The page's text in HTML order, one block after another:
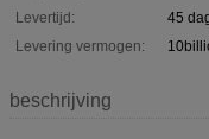
Levertijd:
45
Levering vermogen:
beschrijving